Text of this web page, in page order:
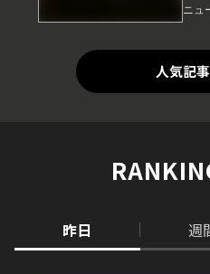
ニュ
人気記
昨日 週